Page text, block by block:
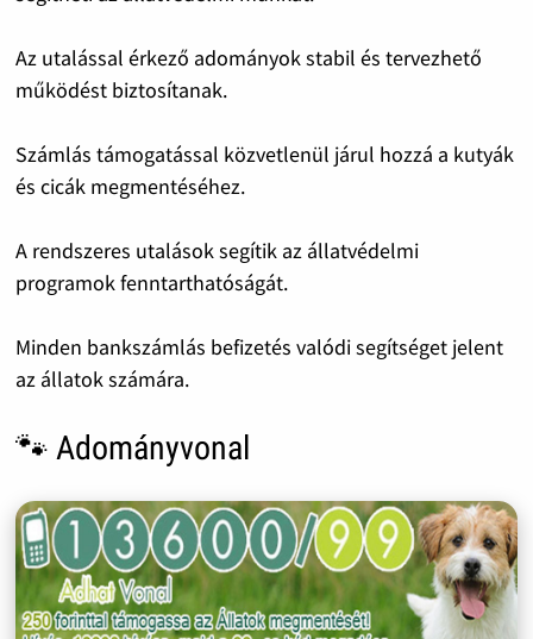
Az utalással érkező adományok stabil és tervezhető
működést biztosítanak.
Számlás támogatással közvetlenül járul hozzá a kutyák
és cicák megmentéséhez.
A rendszeres utalások segítik az állatvédelmi
programok fenntarthatóságát.
Minden bankszámlás befizetés valódi segítséget jelent
az állatok számára.
🐾 Adományvonal